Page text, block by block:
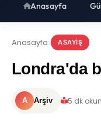
Anasayfa
Anasayfa ASAYIŞ
Londra'da
A Arşiv 5 dk